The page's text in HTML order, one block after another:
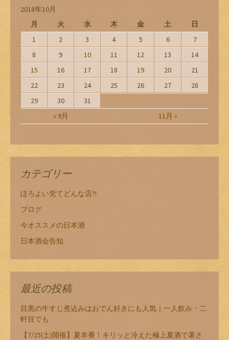
2018年10月
月
火 水 木 金 土 日
« 9月 11月 »
1 2 3 4 5 6
7
8
9 10 11 12 13
14
15
16 17 18 19 20
21
22
23 24 25 26 27
28
29
30 31
カテゴリー
ほろよい党てどんな店?!
ブログ
今オススメの日本酒
日本酒会告知
最近の投稿
目黒の牛すじ煮込みはおでん好きにも人気｜一人飲み・二
軒目でも
【7/25(土)開催】夏本番！キリッと冷えた極上夏酒で暑さ